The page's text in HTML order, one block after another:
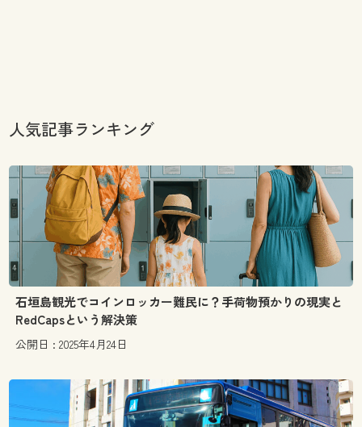
人気記事ランキング
石垣島観光でコインロッカー難民に？手荷物預かりの現実と
RedCapsという解決策
公開日 : 2025年4月24日